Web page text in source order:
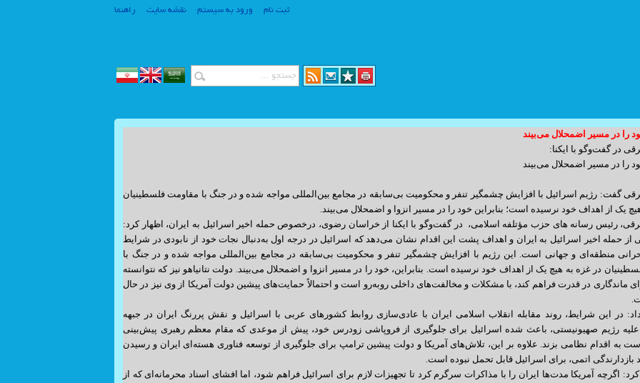
ثبت نام ورود به سیستم نقشه سایت راهنما
کارگر پلاک 14 واحد 3
لازم را به عمل آورید. ساعت مراجعه
Billing@sitesaz.ir : امور مالی
support@sitesaz.ir : پشتیبانی
develop@sitesaz.ir : برنامه نویسی
graphic@sitesaz.ir : گرافیک
را در مسیر اضمحلال می‌بیند
در گفت‌وگو با ایکنا:
را در مسیر اضمحلال می‌بیند
گفت: رژیم اسرائیل با افزایش چشمگیر تنفر و محکومیت بی‌سابقه در مجامع بین‌المللی مواجه شده و در جنگ با مقاومت فلسطینیان
یک از اهداف خود نرسیده است؛ بنابراین خود را در مسیر انزوا و اضمحلال می‌بیند.
رئیس رسانه های حزب مؤتلفه اسلامی، در گفت‌و‌گو با ایکنا از خراسان رضوی، درخصوص حمله اخیر اسرائیل به ایران، اظهار کرد:
از حمله اخیر اسرائیل به ایران و اهداف پشت این اقدام نشان می‌دهد که اسرائیل در درجه اول به‌دنبال نجات خود از نابودی در شرایط
منطقه‌ای و جهانی است. این رژیم با افزایش چشمگیر تنفر و محکومیت بی‌سابقه در مجامع بین‌المللی مواجه شده و در جنگ با
در غزه به هیچ یک از اهداف خود نرسیده است. بنابراین، خود را در مسیر انزوا و اضمحلال می‌بیند. دولت نتانیاهو نیز که نتوانسته
ماندگاری در قدرت فراهم کند، با مشکلات و مخالفت‌های داخلی روبه‌رو است و احتمالاً حمایت‌های پیشین دولت آمریکا از وی نیز در حال
در این شرایط، روند مقابله انقلاب اسلامی ایران با عادی‌سازی روابط کشورهای عربی با اسرائیل و نقش پررنگ ایران در جبهه
علیه رژیم صهیونیستی، باعث شده اسرائیل برای جلوگیری از فروپاشی زودرس خود، پیش از موعدی که مقام معظم رهبری پیش‌بینی
به اقدام نظامی بزند. علاوه بر این، تلاش‌های آمریکا و دولت پیشین ترامپ برای جلوگیری از توسعه فناوری هسته‌ای ایران و رسیدن
بازدارندگی اتمی، برای اسرائیل قابل تحمل نبوده است.
اگرچه آمریکا مدت‌ها ایران را با مذاکرات سرگرم کرد تا تجهیزات لازم برای اسرائیل فراهم شود، اما افشای اسناد محرمانه‌ای که از